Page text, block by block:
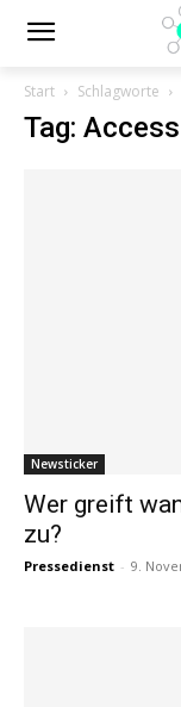
Start Schlagworte
Tag:
Newsticker
Wer greift
zu?
Pressedienst - 9.